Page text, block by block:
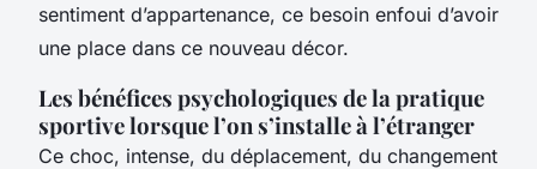
sentiment d’appartenance, ce besoin enfoui d’avoir
une place dans ce nouveau décor.
Les bénéfices psychologiques de la pratique
sportive lorsque l’on s’installe à l’étranger
Ce choc, intense, du déplacement, du changement